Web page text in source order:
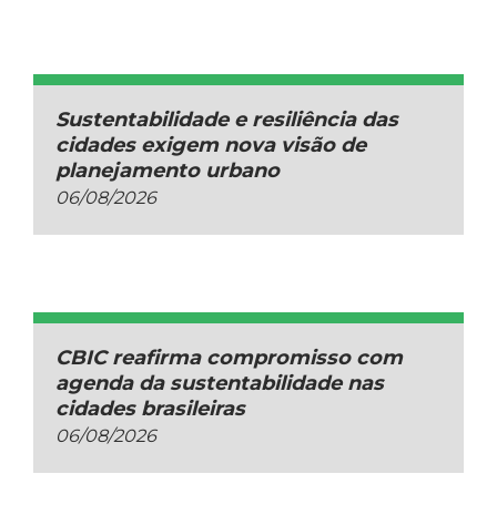
Sustentabilidade e resiliência das
cidades exigem nova visão de
planejamento urbano
06/08/2026
CBIC reafirma compromisso com
agenda da sustentabilidade nas
cidades brasileiras
06/08/2026